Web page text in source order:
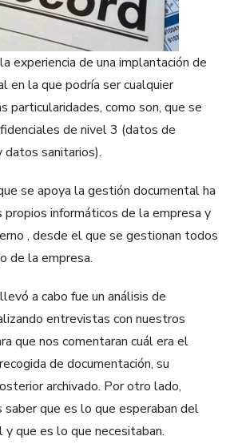
experiencia de una implantación de
en la que podría ser cualquier
particularidades, como son, que se
de nivel 3 (datos de
datos sanitarios).
se apoya la gestión documental ha
propios informáticos de la empresa y
, desde el que se gestionan todos
de la empresa.
a cabo fue un análisis de
entrevistas con nuestros
que nos comentaran cuál era el
de documentación, su
archivado. Por otro lado,
saber que es lo que esperaban del
que es lo que necesitaban.